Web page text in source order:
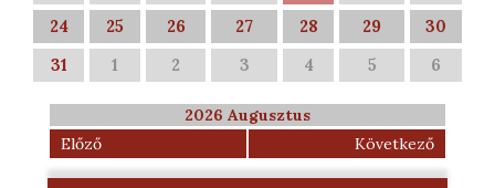
24
25 26 27 28 29
30
31
1 2 3 4 5 6
2026 Augusztus
Előző
Következő